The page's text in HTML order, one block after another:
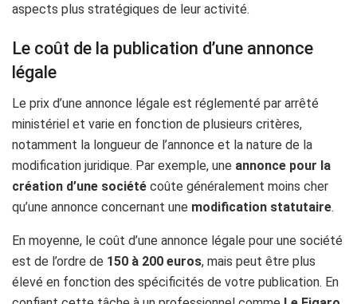
aspects plus stratégiques de leur activité.
Le coût de la publication d’une annonce
légale
Le prix d’une annonce légale est réglementé par arrêté
ministériel et varie en fonction de plusieurs critères,
notamment la longueur de l’annonce et la nature de la
modification juridique. Par exemple, une annonce pour la
création d’une société coûte généralement moins cher
qu’une annonce concernant une modification statutaire.
En moyenne, le coût d’une annonce légale pour une société
est de l’ordre de 150 à 200 euros, mais peut être plus
élevé en fonction des spécificités de votre publication. En